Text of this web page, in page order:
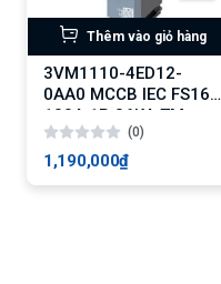
Thêm vào giỏ hàng
3VM1110-4ED12-
0AA0 MCCB IEC FS160
100A 1P 36KA TM
FTFM
(0)
1,190,000₫